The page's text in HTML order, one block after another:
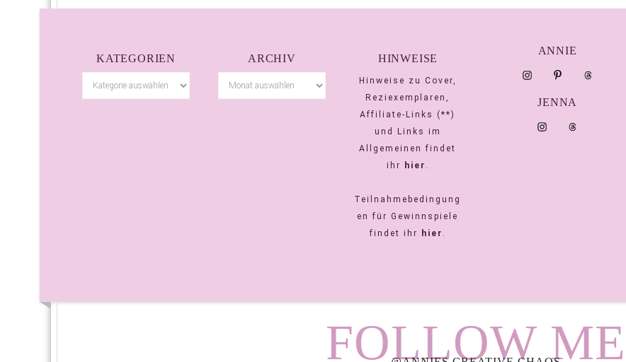
KATEGORIEN ARCHIV HINWEISE
Hinweise zu Cover,
Reziexemplaren,
Affiliate-Links (**)
und Links im
Allgemeinen findet
ihr
hier .
Teilnahmebedingung
en für Gewinnspiele
findet ihr
hier .
ANNIE
JENNA
FOLLOW ME